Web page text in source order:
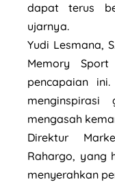
dapat terus
ujarnya.
Yudi Lesmana,
Memory
pencapaian
mengasah
Direktur
Rahargo, yang
menyerahkan